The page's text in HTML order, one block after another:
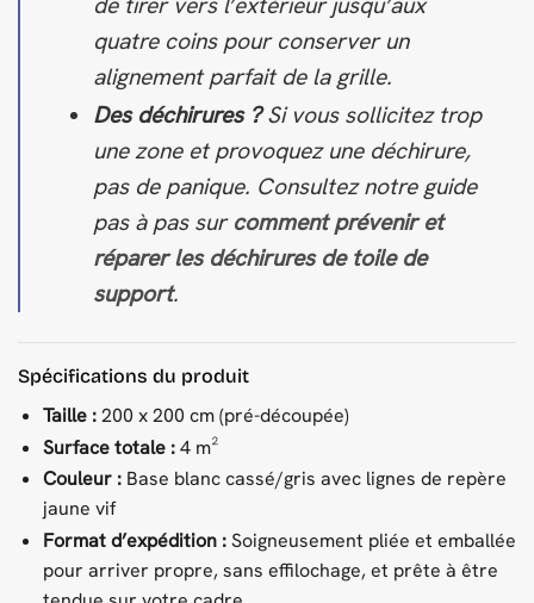
quatre coins pour conserver un
alignement parfait de la grille.
Des déchirures ?Si vous sollicitez trop
une zone et provoquez une déchirure,
pas de panique. Consultez notre guide
pas à pas sur comment prévenir et
réparer les déchirures de toile de
support.
Spécifications du produit
Taille :200 x 200 cm (pré-découpée)
Surface totale :4 m²
Couleur :Base blanc cassé/gris avec lignes de repère
jaune vif
Format d’expédition :Soigneusement pliée et emballée
pour arriver propre, sans effilochage, et prête à être